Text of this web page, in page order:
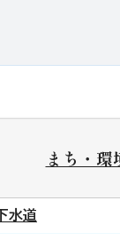
まち・環
水道